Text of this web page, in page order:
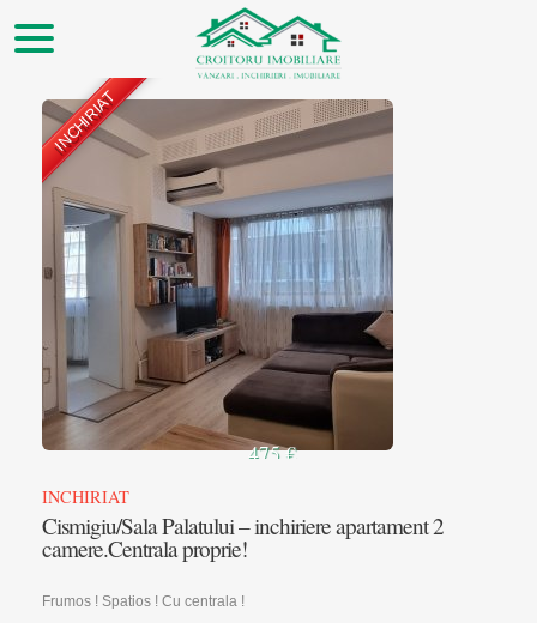
INCHIRIAT
475 €
INCHIRIAT
Cismigiu/Sala Palatului – inchiriere apartament 2
camere.Centrala proprie!
Frumos ! Spatios ! Cu centrala !
▲